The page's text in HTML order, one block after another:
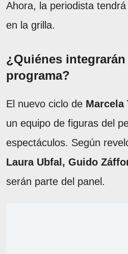
Ahora, la periodista
en la grilla.
¿Quiénes
programa?
El nuevo ciclo de Marcela
un equipo de figuras del
espectáculos. Según
Laura Ubfal, Guido
serán parte del panel.